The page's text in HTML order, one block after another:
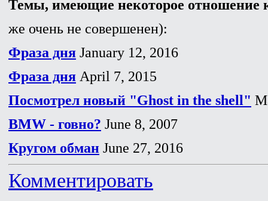
Темы, имеющие некоторое отношение
же очень не совершенен):
Фраза дня January 12, 2016
Фраза дня April 7, 2015
Посмотрел новый "Ghost in the shell"
BMW - говно? June 8, 2007
Кругом обман June 27, 2016
Комментировать